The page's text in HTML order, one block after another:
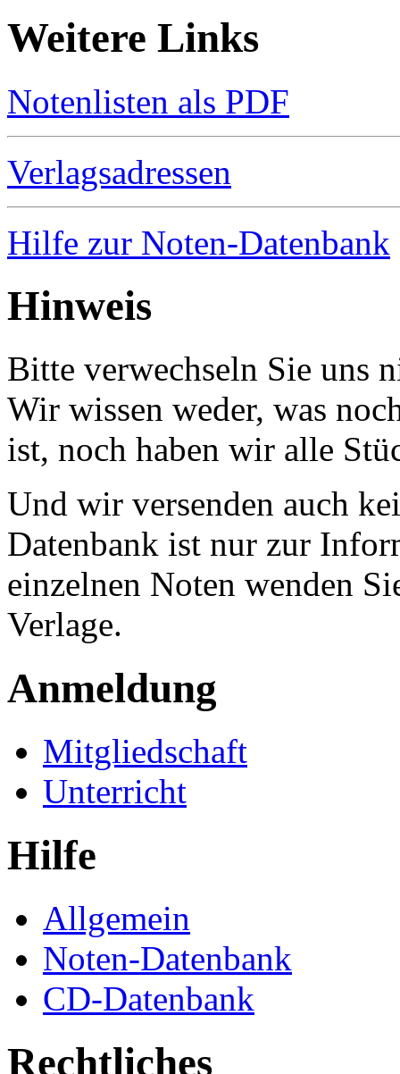
Weitere Links
Notenlisten als PDF
Verlagsadressen
Hilfe zur Noten-Datenbank
Hinweis
Bitte verwechseln Sie uns
Wir wissen weder, was
ist, noch haben wir alle
Und wir versenden auch
Datenbank ist nur zur
einzelnen Noten wenden
Verlage.
Anmeldung
Mitgliedschaft
Unterricht
Hilfe
Allgemein
Noten-Datenbank
CD-Datenbank
Rechtliches